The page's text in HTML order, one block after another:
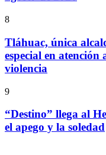
8
Tláhuac, única
especial en atención
violencia
9
“Destino” llega al
el apego y la soledad